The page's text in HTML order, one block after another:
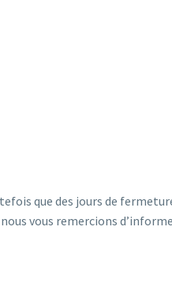
que des jours de
nous vous remercions